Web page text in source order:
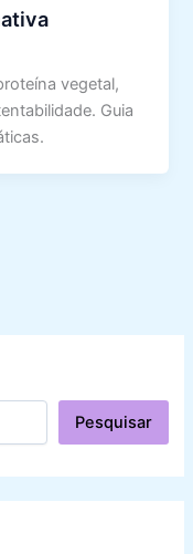
vegetal,
Guia
Pesquisar